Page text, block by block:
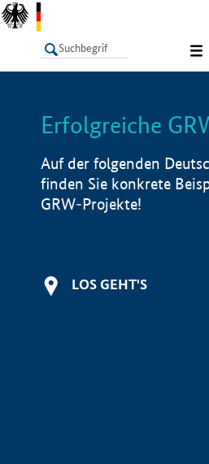
LISTE
Erfolgreiche
Auf der folgenden
finden Sie konkrete
GRW-Projekte!
LOS GEHT'S